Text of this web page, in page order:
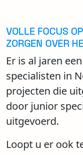
VOLLE FOCUS
ZORGEN OVER
Er is al jaren
specialisten in
projecten die
door junior
uitgevoerd.
Loopt u er ook